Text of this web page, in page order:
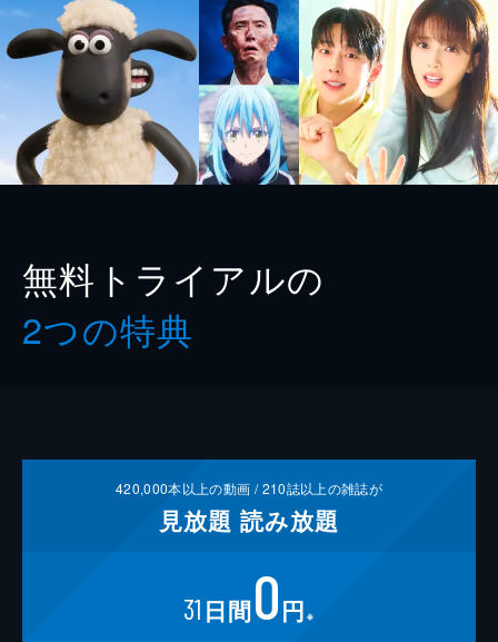
無料トライアルの
2つの特典
420,000本以上の動画 /210誌以上の雑誌が
見放題 読み放題
31 日間0円 ※